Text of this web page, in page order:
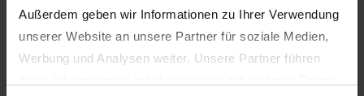
Außerdem geben wir Informationen zu Ihrer Verwendung
unserer Website an unsere Partner für soziale Medien,
Werbung und Analysen weiter. Unsere Partner führen
6